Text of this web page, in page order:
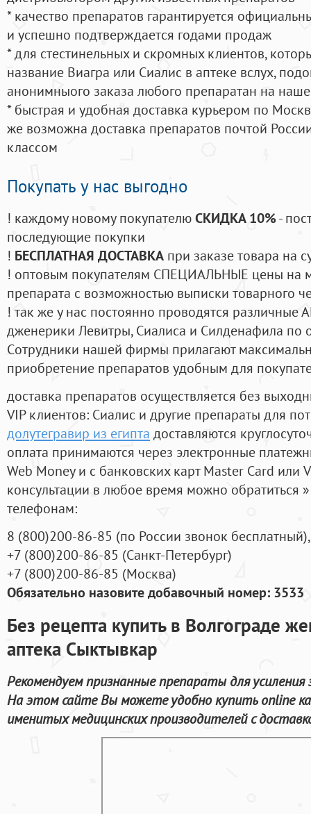
* качество препаратов гарантируется
и успешно подтверждается годами продаж
* для стестинельных и скромных клиентов,
название Виагра или Сиалис в аптеке вслух,
анонимныого заказа любого препаратан на
* быстрая и удобная доставка курьером по
же возможна доставка препаратов почтой
классом
Покупать у нас выгодно
! каждому новому покупателюСКИДКА 10%-
последующие покупки
! БЕСПЛАТНАЯ ДОСТАВКА при заказе товара на
! оптовым покупателям СПЕЦИАЛЬНЫЕ цены на
препарата с возможностью выписки товарного
! так же у нас постоянно проводятся
дженерики Левитры, Сиалиса и Силденафила по
Cотрудники нашей фирмы прилагают
приобретение препаратов удобным для
доставка препаратов осуществляется без
VIP клиентов: Сиалис и другие препараты для
долутегравир из египта доставляются
оплата принимаются через электронные
Web Money и с банковских карт Master Card или
консультации в любое время можно обратиться
телефонам:
8 (800)200-86-85 (по России звонок бесплатный),
+7 (800)200-86-85 (Санкт-Петербург)
+7 (800)200-86-85 (Москва)
Обязательно назовите добавочный номер: 3533
Без рецепта купить в Волгограде
аптека Сыктывкар
Рекомендуем признанные препараты для
На этом сайте Вы можете удобно купить online
именитых медицинских производителей с